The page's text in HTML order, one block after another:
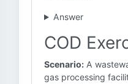
Answer
COD
Scenario: A
gas processing